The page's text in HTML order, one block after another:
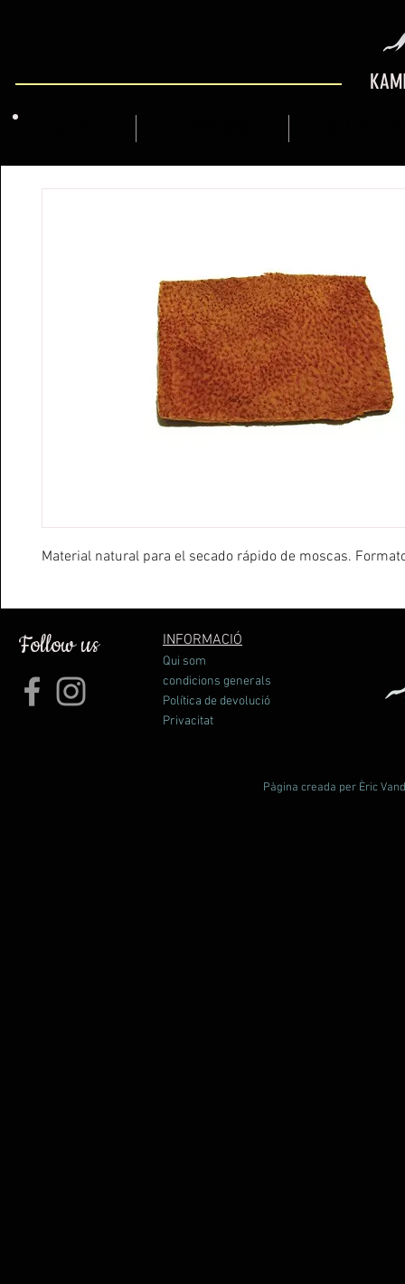
Material natural para el secado rápido de moscas.
Follow us INFORMACIÓ
Qui som
condicions generals
Política de devolució
Privacitat
Pàgina creada per Èric